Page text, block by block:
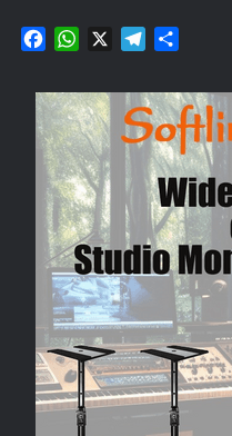
F
c
e
b
o
o
k
W
a
t
s
A
p
p
X T
l
e
g
r
a
m
a
r
e